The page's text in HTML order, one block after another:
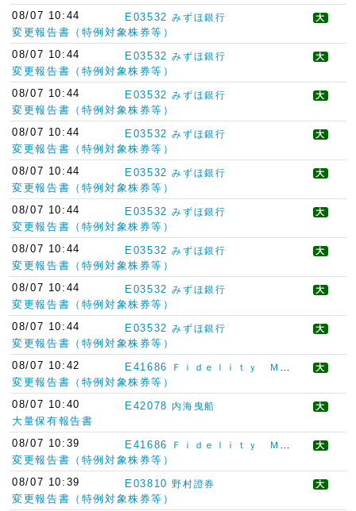
08/07 10:44
E03532 みずほ銀行 大
変更報告書（特例対象株券等）
08/07 10:44
E03532 みずほ銀行 大
変更報告書（特例対象株券等）
08/07 10:44
E03532 みずほ銀行 大
変更報告書（特例対象株券等）
08/07 10:44
E03532 みずほ銀行 大
変更報告書（特例対象株券等）
08/07 10:44
E03532 みずほ銀行 大
変更報告書（特例対象株券等）
08/07 10:44
E03532 みずほ銀行 大
変更報告書（特例対象株券等）
08/07 10:44
E03532 みずほ銀行 大
変更報告書（特例対象株券等）
08/07 10:44
E03532 みずほ銀行 大
変更報告書（特例対象株券等）
08/07 10:44
E03532 みずほ銀行 大
変更報告書（特例対象株券等）
08/07 10:42
E41686 Ｆｉｄｅｌｉｔｙ Ｍａｎａｇｅｍｅｎｔ ＆ Ｒｅｓｅａｒｃｈ Ｃｏｍｐａｎｙ ＬＬＣ 大
変更報告書（特例対象株券等）
08/07 10:40
E42078 内海曳船 大
大量保有報告書
08/07 10:39
E41686 Ｆｉｄｅｌｉｔｙ Ｍａｎａｇｅｍｅｎｔ ＆ Ｒｅｓｅａｒｃｈ Ｃｏｍｐａｎｙ ＬＬＣ 大
変更報告書（特例対象株券等）
08/07 10:39
E03810 野村證券 大
変更報告書（特例対象株券等）